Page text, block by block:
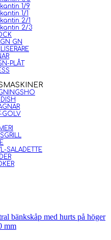
1/9
1/1
2/1
2/3
GN
PLÅT
GOLV
SALADETTE
bänkskåp med hurts på höger
mm